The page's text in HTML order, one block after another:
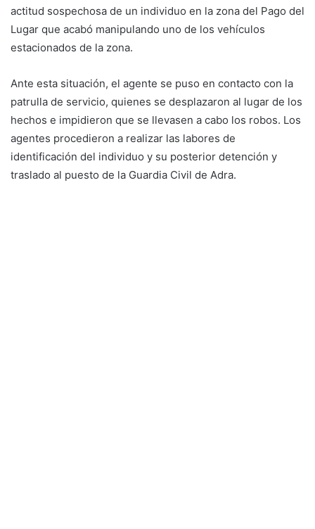
actitud sospechosa de un individuo en la zona del Pago del
Lugar que acabó manipulando uno de los vehículos
estacionados de la zona.
Ante esta situación, el agente se puso en contacto con la
patrulla de servicio, quienes se desplazaron al lugar de los
hechos e impidieron que se llevasen a cabo los robos. Los
agentes procedieron a realizar las labores de
identificación del individuo y su posterior detención y
traslado al puesto de la Guardia Civil de Adra.